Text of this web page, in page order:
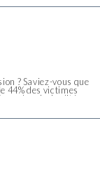
? Saviez-vous que
44% des victimes
de criminalité
sont touchés